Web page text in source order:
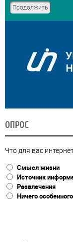
ОПРОС
Что для вас
Смысл жизни
Источник
Развлечения
Ничего особенного